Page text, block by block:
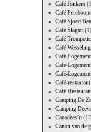
Café Jonkers
Café Pereboom
Café Sjoert
Café Slagter(1)
Café
Café Wesseling
Café-Logement
Cafe-
Café-
Café-
Café-
Camping De
Camping
Canadees’n
Canon van de